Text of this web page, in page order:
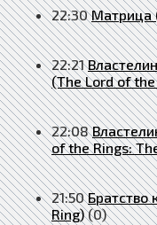
22:30 Матрица
22:21
(The Lord of
22:08
of the Rings:
21:50 Братство
Ring) (0)